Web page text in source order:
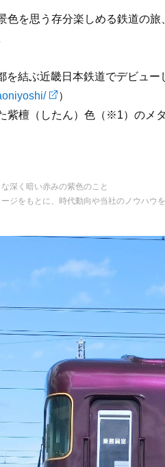
色を思う存分楽しめる鉄道の
を結ぶ近畿日本鉄道でデビュ
）
紫檀（したん）色（※1）のメ
深く暗い赤みの紫色のこと
ジをもとに、時代動向や当社のノウハウ